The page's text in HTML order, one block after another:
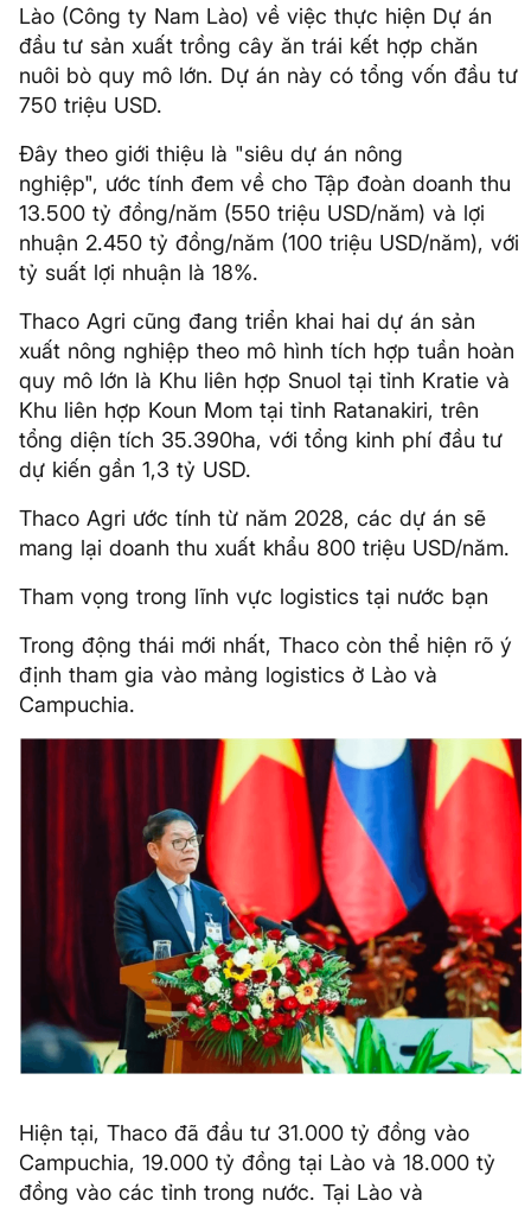
Lào (Công ty Nam Lào) về việc thực hiện Dự án
đầu tư sản xuất trồng cây ăn trái kết hợp chăn
nuôi bò quy mô lớn. Dự án này có tổng vốn đầu tư
750 triệu USD.
Đây theo giới thiệu là "siêu dự án nông
nghiệp", ước tính đem về cho Tập đoàn doanh thu
13.500 tỷ đồng/năm (550 triệu USD/năm) và lợi
nhuận 2.450 tỷ đồng/năm (100 triệu USD/năm), với
tỷ suất lợi nhuận là 18%.
Thaco Agri cũng đang triển khai hai dự án sản
xuất nông nghiệp theo mô hình tích hợp tuần hoàn
quy mô lớn là Khu liên hợp Snuol tại tỉnh Kratie và
Khu liên hợp Koun Mom tại tỉnh Ratanakiri, trên
tổng diện tích 35.390ha, với tổng kinh phí đầu tư
dự kiến gần 1,3 tỷ USD.
Thaco Agri ước tính từ năm 2028, các dự án sẽ
mang lại doanh thu xuất khẩu 800 triệu USD/năm.
Tham vọng trong lĩnh vực logistics tại nước bạn
Trong động thái mới nhất, Thaco còn thể hiện rõ ý
định tham gia vào mảng logistics ở Lào và
Campuchia.
Hiện tại, Thaco đã đầu tư 31.000 tỷ đồng vào
Campuchia, 19.000 tỷ đồng tại Lào và 18.000 tỷ
đồng vào các tỉnh trong nước. Tại Lào và